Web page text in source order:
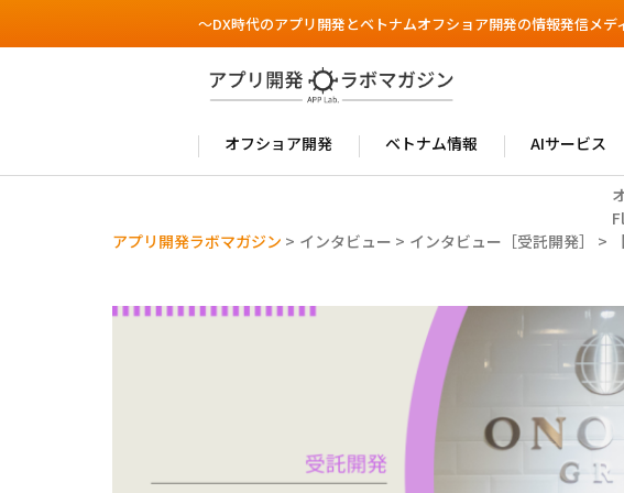
～DX時代のアプリ開発とベトナムオフショア開発の情報発信メデ
オフショア開発 ベトナム情報 AIサービス
アプリ開発ラボマガジン > インタビュー > インタビュー［受託開発］ >